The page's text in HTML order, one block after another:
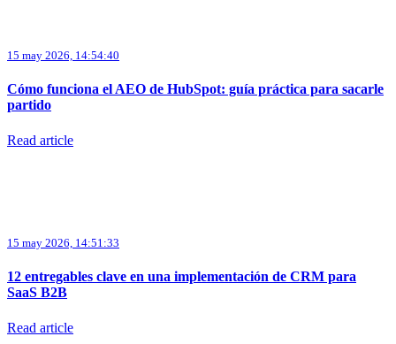
15 may 2026, 14:54:40
Cómo funciona el AEO de HubSpot: guía práctica para sacarle
partido
Read article
15 may 2026, 14:51:33
12 entregables clave en una implementación de CRM para
SaaS B2B
Read article